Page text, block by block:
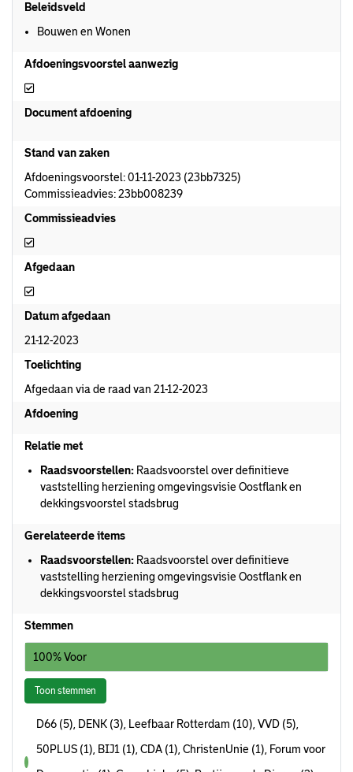
Beleidsveld
Bouwen en Wonen
Afdoeningsvoorstel aanwezig
Afdoeningsvoorstel aanwezig
Document afdoening
Stand van zaken
Afdoeningsvoorstel: 01-11-2023 (23bb7325)
Commissieadvies: 23bb008239
Commissieadvies
Commissieadvies
Afgedaan
Afgedaan
Datum afgedaan
21-12-2023
Toelichting
Afgedaan via de raad van 21-12-2023
Afdoening
Relatie met
Raadsvoorstellen: Raadsvoorstel over definitieve
vaststelling herziening omgevingsvisie Oostflank en
dekkingsvoorstel stadsbrug
Gerelateerde items
Raadsvoorstellen: Raadsvoorstel over definitieve
vaststelling herziening omgevingsvisie Oostflank en
dekkingsvoorstel stadsbrug
Stemmen
100% Voor
Toon stemmen
D66 (5), DENK (3), Leefbaar Rotterdam (10), VVD (5),
50PLUS (1), BIJ1 (1), CDA (1), ChristenUnie (1), Forum voor